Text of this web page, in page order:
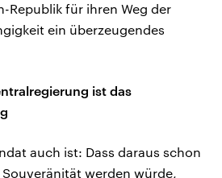
Republik für ihren Weg der
ein überzeugendes
ist das
auch ist: Dass daraus schon
werden würde,